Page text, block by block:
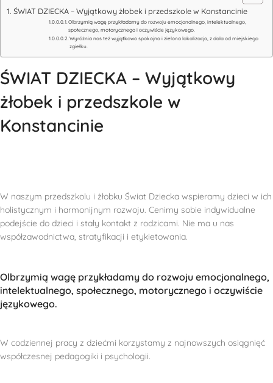
ŚWIAT DZIECKA – Wyjątkowy żłobek i przedszkole w Konstancinie
Olbrzymią wagę przykładamy do rozwoju emocjonalnego, intelektualnego,
społecznego, motorycznego i oczywiście językowego.
Wyróżnia nas też wyjątkowo spokojna i zielona lokalizacja, z dala od miejskiego
zgiełku.
ŚWIAT DZIECKA – Wyjątkowy
żłobek i przedszkole w
Konstancinie
W naszym przedszkolu i żłobku Świat Dziecka wspieramy dzieci w ich
holistycznym i harmonijnym rozwoju. Cenimy sobie indywidualne
podejście do dzieci i stały kontakt z rodzicami. Nie ma u nas
współzawodnictwa, stratyfikacji i etykietowania.
Olbrzymią wagę przykładamy do rozwoju emocjonalnego,
intelektualnego, społecznego, motorycznego i oczywiście
językowego.
W codziennej pracy z dziećmi korzystamy z najnowszych osiągnięć
współczesnej pedagogiki i psychologii.